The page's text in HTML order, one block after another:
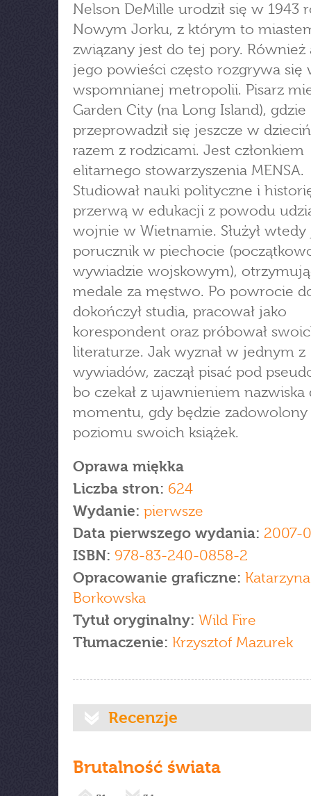
Nelson DeMille urodził się w 1943
Nowym Jorku, z którym to
związany jest do tej pory. Również
jego powieści często rozgrywa się
wspomnianej metropolii. Pisarz
Garden City (na Long Island), gdzie
przeprowadził się jeszcze w
razem z rodzicami. Jest członkiem
elitarnego stowarzyszenia MENSA.
Studiował nauki polityczne i
przerwą w edukacji z powodu
wojnie w Wietnamie. Służył wtedy
porucznik w piechocie
wywiadzie wojskowym),
medale za męstwo. Po powrocie
dokończył studia, pracował jako
korespondent oraz próbował
literaturze. Jak wyznał w jednym z
wywiadów, zaczął pisać pod
bo czekał z ujawnieniem nazwiska
momentu, gdy będzie zadowolony
poziomu swoich książek.
Oprawa miękka
Liczba stron: 624
Wydanie: pierwsze
Data pierwszego wydania: 2007-
ISBN: 978-83-240-0858-2
Opracowanie graficzne: Katarzyna
Borkowska
Tytuł oryginalny: Wild Fire
Tłumaczenie: Krzysztof Mazurek
Recenzje
Brutalność świata